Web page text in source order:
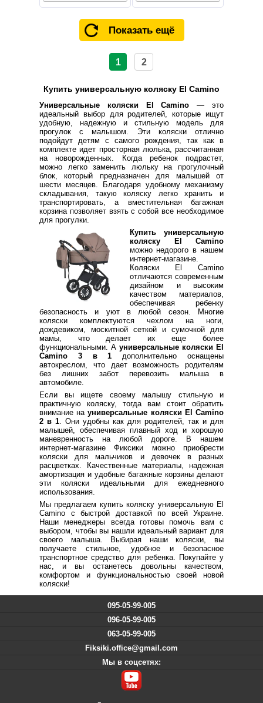
Показать ещё
1 2
Купить универсальную коляску El Camino
Универсальные коляски El Camino — это
идеальный выбор для родителей, которые ищут
удобную, надежную и стильную модель для
прогулок с малышом. Эти коляски отлично
подойдут детям с самого рождения, так как в
комплекте идет просторная люлька, рассчитанная
на новорожденных. Когда ребенок подрастет,
можно легко заменить люльку на прогулочный
блок, который предназначен для малышей от
шести месяцев. Благодаря удобному механизму
складывания, такую коляску легко хранить и
транспортировать, а вместительная багажная
корзина позволяет взять с собой все необходимое
для прогулки.
Купить универсальную
коляску El Camino
можно недорого в нашем
интернет-магазине.
Коляски El Camino
отличаются современным
дизайном и высоким
качеством материалов,
обеспечивая ребенку
безопасность и уют в любой сезон. Многие
коляски комплектуются чехлом на ноги,
дождевиком, москитной сеткой и сумочкой для
мамы, что делает их еще более
функциональными. А универсальные коляски El
Camino 3 в 1 дополнительно оснащены
автокреслом, что дает возможность родителям
без лишних забот перевозить малыша в
автомобиле.
Если вы ищете своему малышу стильную и
практичную коляску, тогда вам стоит обратить
внимание науниверсальные коляски El Camino
2 в 1 . Они удобны как для родителей, так и для
малышей, обеспечивая плавный ход и хорошую
маневренность на любой дороге. В нашем
интернет-магазине Фиксики можно приобрести
коляски для мальчиков и девочек в разных
расцветках. Качественные материалы, надежная
амортизация и удобные багажные корзины делают
эти коляски идеальными для ежедневного
использования.
Мы предлагаем купить коляску универсальную El
Camino с быстрой доставкой по всей Украине.
Наши менеджеры всегда готовы помочь вам с
выбором, чтобы вы нашли идеальный вариант для
своего малыша. Выбирая наши коляски, вы
получаете стильное, удобное и безопасное
транспортное средство для ребенка. Покупайте у
нас, и вы останетесь довольны качеством,
комфортом и функциональностью своей новой
коляски!
095-05-99-005
096-05-99-005
063-05-99-005
Fiksiki.office@gmail.com
Мы в соцсетях: